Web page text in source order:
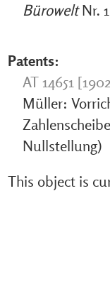
BüroweltNr.
Patents:
AT 14651
Müller:
Nullstellung)
This object is